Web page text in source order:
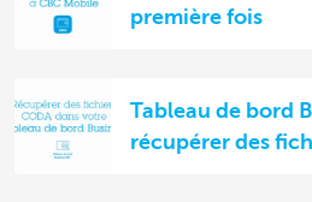
première fois
Tableau de bord
récupérer des